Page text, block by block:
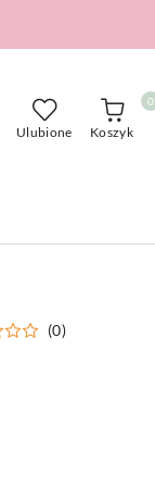
Ulubione Koszyk
0
(0)